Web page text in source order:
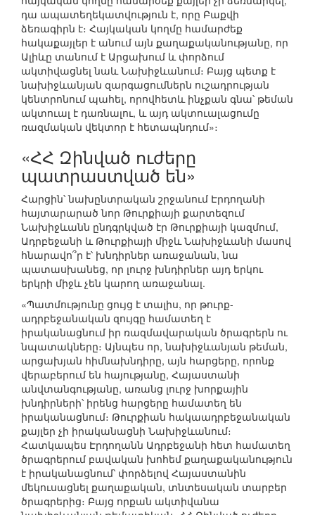
դա ապատեղեկատվություն է, որը Բաքվի
ձեռագիրն է։ Հայկական կողմը համարժեք
հակաքայլեր է անում այն քաղաքականությանը, որ
Ալիևը տանում է Արցախում և փորձում
ակտիվացնել նաև Նախիջևանում։ Բայց պետք է
նախիջևանյան զարգացումներն ուշադրության
կենտրոնում պահել, որովհետև ինչքան գնա՝ թեման
ակտուալ է դառնալու, և այդ ակտուալացումը
ռազմական վեկտոր է հետապնդում»։
«ՀՀ Զինված ուժերը
պատրաստված են»
Հարցին՝ նախընտրական շրջանում Էրդողանի
հայտարարած նոր Թուրքիայի քարտեզում
Նախիջևանն ընդգրկված էր Թուրքիայի կազմում,
Ադրբեջանի և Թուրքիայի միջև Նախիջևանի մասով
հնարավո՞ր է՝ խնդիրներ առաջանան, նա
պատասխանեց, որ լուրջ խնդիրներ այդ երկու
երկրի միջև չեն կարող առաջանալ.
«Պատմությունը ցույց է տալիս, որ թուրք-
ադրբեջանական զույգը համատեղ է
իրականացնում իր ռազմավարական ծրագրերն ու
նպատակները։ Այնպես որ, նախիջևանյան թեման,
արցախյան հիմնախնդիրը, այն հարցերը, որոնք
վերաբերում են հայությանը, Հայաստանի
անվտանգությանը, առանց լուրջ խորքային
խնդիրների՝ իրենց հարցերը համատեղ են
իրականացնում։ Թուրքիան հակաադրբեջանական
քայլեր չի իրականացնի Նախիջևանում։
Հատկապես Էրդողանն Ադրբեջանի հետ համատեղ
ծրագրերում բավական խոհեմ քաղաքականություն
է իրականացնում՝ փորձելով Հայաստանին
մեկուսացնել քաղաքական, տնտեսական տարբեր
ծրագրերից։ Բայց որքան ակտիվանա